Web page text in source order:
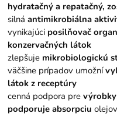
hydratačný a repatačný,
silnáantimikrobiálna
vynikajúci posilňovač
konzervačných látok
zlepšuje mikrobiologickú
väčšine prípadov umožní
látok z receptúry
cenná podpora pre
podporuje absorpciu